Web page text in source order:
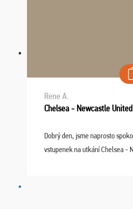
Rene A.
Chelsea - Newcastle United
Dobrý den, jsme naprosto
vstupenek na utkání Chelsea -